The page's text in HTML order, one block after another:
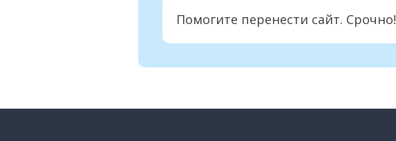
Помогите перенести сайт. Срочно!